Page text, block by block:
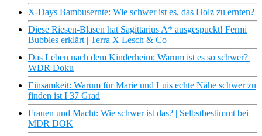
X-Days Bambusernte: Wie schwer ist es, das Holz zu ernten?
Diese Riesen-Blasen hat Sagittarius A* ausgespuckt! Fermi
Bubbles erklärt | Terra X Lesch & Co
Das Leben nach dem Kinderheim: Warum ist es so schwer? |
WDR Doku
Einsamkeit: Warum für Marie und Luis echte Nähe schwer zu
finden ist I 37 Grad
Frauen und Macht: Wie schwer ist das? | Selbstbestimmt bei
MDR DOK